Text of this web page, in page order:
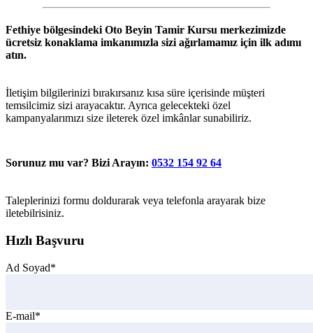
Fethiye bölgesindeki Oto Beyin Tamir Kursu merkezimizde
ücretsiz konaklama imkanımızla sizi ağırlamamız için ilk adımı
atın.
İletişim bilgilerinizi bırakırsanız kısa süre içerisinde müşteri
temsilcimiz sizi arayacaktır. Ayrıca gelecekteki özel
kampanyalarımızı size ileterek özel imkânlar sunabiliriz.
Sorunuz mu var? Bizi Arayın: 0532 154 92 64
Taleplerinizi formu doldurarak veya telefonla arayarak bize
iletebilrisiniz.
Hızlı Başvuru
Ad Soyad*
E-mail*